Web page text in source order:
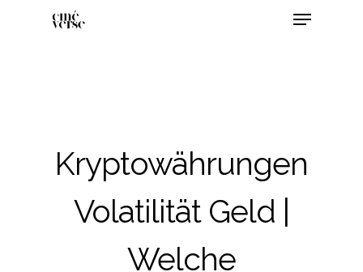
Kryptowährungen
Volatilität Geld |
Welche